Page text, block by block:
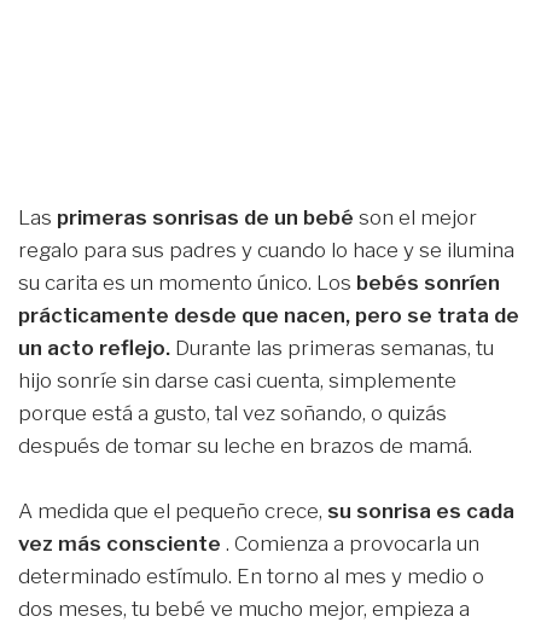
Las primeras sonrisas de un bebé son el mejor
regalo para sus padres y cuando lo hace y se ilumina
su carita es un momento único. Los bebés sonríen
prácticamente desde que nacen, pero se trata de
un acto reflejo. Durante las primeras semanas, tu
hijo sonríe sin darse casi cuenta, simplemente
porque está a gusto, tal vez soñando, o quizás
después de tomar su leche en brazos de mamá.
A medida que el pequeño crece, su sonrisa es cada
vez más consciente . Comienza a provocarla un
determinado estímulo. En torno al mes y medio o
dos meses, tu bebé ve mucho mejor, empieza a